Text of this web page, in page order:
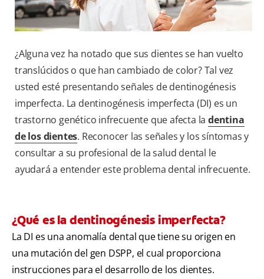
PY (ES)
¿Alguna vez ha notado que sus dientes se han vuelto
translúcidos o que han cambiado de color? Tal vez
usted esté presentando señales de dentinogénesis
imperfecta. La dentinogénesis imperfecta (DI) es un
trastorno genético infrecuente que afecta la dentina
de los dientes. Reconocer las señales y los síntomas y
consultar a su profesional de la salud dental le
ayudará a entender este problema dental infrecuente.
¿Qué es la dentinogénesis imperfecta?
La DI es una anomalía dental que tiene su origen en
una mutación del gen DSPP, el cual proporciona
instrucciones para el desarrollo de los dientes.